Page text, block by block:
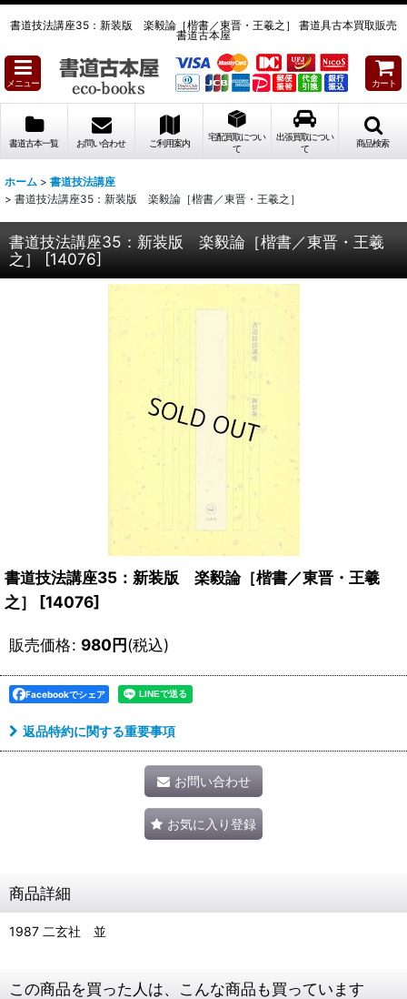
書道技法講座35：新装版 楽毅論［楷書／東晋・王羲之］ 書道具古本買取販売
書道古本屋
メニュー カート
書道古本一覧 お問い合わせ ご利用案内
宅配買取につい
て
出張買取につい
て
商品検索
ホーム > 書道技法講座
> 書道技法講座35：新装版 楽毅論［楷書／東晋・王羲之］
書道技法講座35：新装版 楽毅論［楷書／東晋・王羲
之］
[14076]
書道技法講座35：新装版 楽毅論［楷書／東晋・王羲
之］
[14076]
販売価格: 980円(税込)
Facebookでシェア
返品特約に関する重要事項
お問い合わせ
お気に入り登録
商品詳細
1987 二玄社 並
この商品を買った人は、こんな商品も買っています